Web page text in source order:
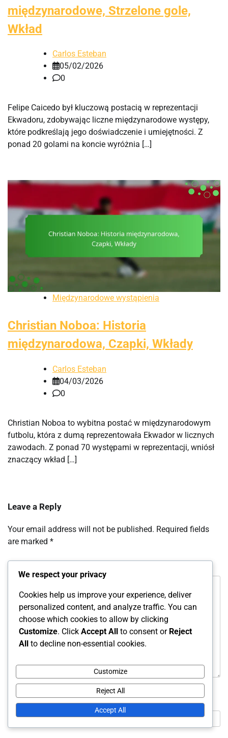
międzynarodowe, Strzelone gole,
Wkład
Carlos Esteban
05/02/2026
0
Felipe Caicedo był kluczową postacią w reprezentacji
Ekwadoru, zdobywając liczne międzynarodowe występy,
które podkreślają jego doświadczenie i umiejętności. Z
ponad 20 golami na koncie wyróżnia […]
Międzynarodowe wystąpienia
Christian Noboa: Historia
międzynarodowa, Czapki, Wkłady
Carlos Esteban
04/03/2026
0
Christian Noboa to wybitna postać w międzynarodowym
futbolu, która z dumą reprezentowała Ekwador w licznych
zawodach. Z ponad 70 występami w reprezentacji, wniósł
znaczący wkład […]
Leave a Reply
Your email address will not be published. Required fields
are marked *
Comment*
Name*
We respect your privacy
Cookies help us improve your experience, deliver
personalized content, and analyze traffic. You can
choose which cookies to allow by clicking
Customize. Click Accept All to consent or Reject
All to decline non-essential cookies.
Customize
Reject All
Accept All